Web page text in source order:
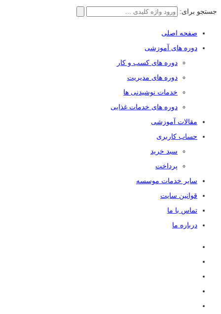
جستجو برای:
صفحه اصلی
دوره های آموزشی
دوره های کسب و کار
دوره های مدیریت
خدمات نوشیدنی ها
دوره های خدمات غذایی
مقالات آموزشی
حساب کاربری
سبد خرید
پرداخت
سایر خدمات موسسه
قوانین سایت
تماس با ما
درباره ما